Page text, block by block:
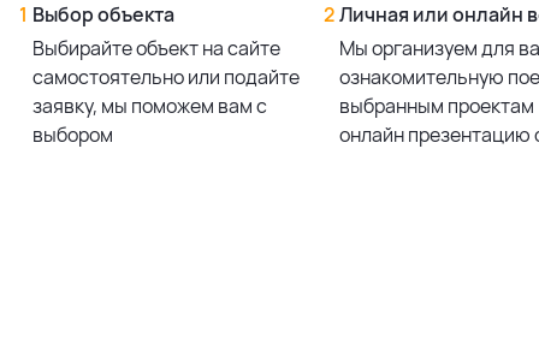
1 Выбор объекта
Выбирайте объект на сайте
самостоятельно или подайте
заявку, мы поможем вам с
выбором
2Личная или онлайн
Мы организуем для
ознакомительную
выбранным проектам
онлайн презентацию